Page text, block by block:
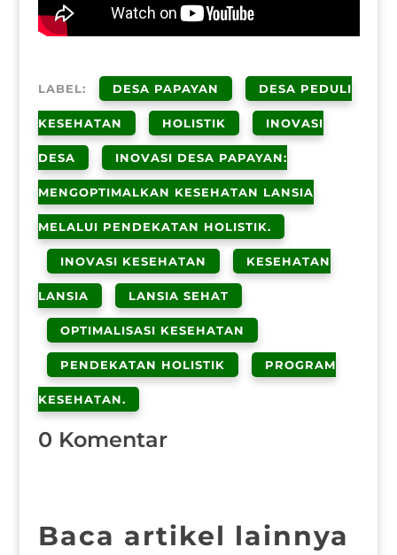
LABEL: DESA PAPAYAN DESA PEDULI
KESEHATAN HOLISTIK INOVASI
DESA INOVASI DESA PAPAYAN:
MENGOPTIMALKAN KESEHATAN LANSIA
MELALUI PENDEKATAN HOLISTIK.
INOVASI KESEHATAN KESEHATAN
LANSIA LANSIA SEHAT
OPTIMALISASI KESEHATAN
PENDEKATAN HOLISTIK PROGRAM
KESEHATAN.
0 Komentar
Baca artikel lainnya